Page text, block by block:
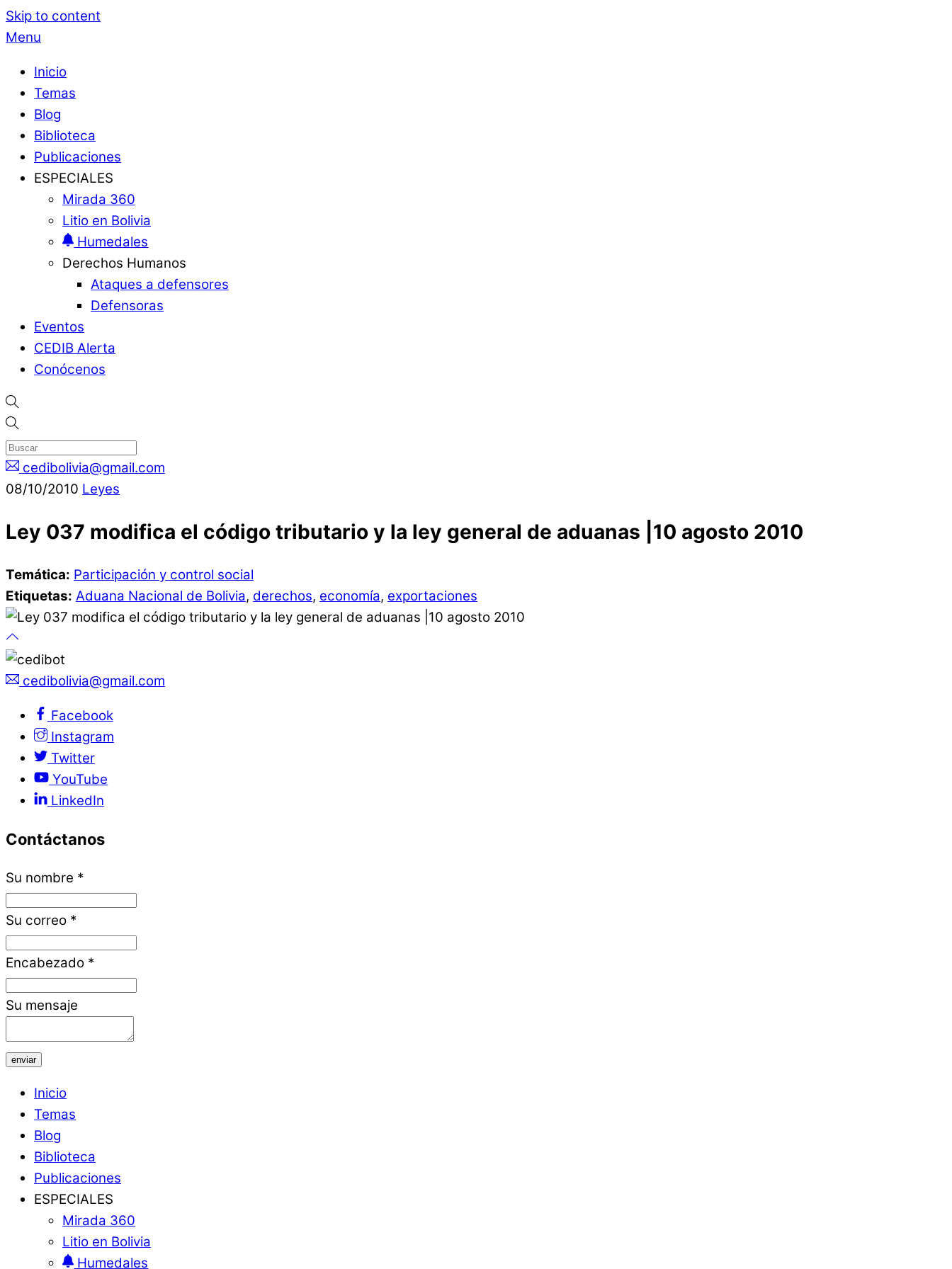
Skip to content
Menu
Inicio
Temas
Blog
Biblioteca
Publicaciones
ESPECIALES
Mirada 360
Litio en Bolivia
Humedales
Derechos Humanos
Ataques a defensores
Defensoras
Eventos
CEDIB Alerta
Conócenos
cedibolivia@gmail.com
08/10/2010 Leyes
Ley 037 modifica el código tributario y la ley general de aduanas |10 agosto 2010
Temática: Participación y control social
Etiquetas: Aduana Nacional de Bolivia, derechos, economía, exportaciones
cedibolivia@gmail.com
Facebook
Instagram
Twitter
YouTube
LinkedIn
Contáctanos
Su nombre *
Su correo *
Encabezado *
Su mensaje
enviar
Inicio
Temas
Blog
Biblioteca
Publicaciones
ESPECIALES
Mirada 360
Litio en Bolivia
Humedales